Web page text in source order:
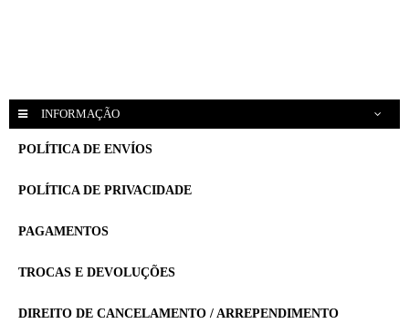
INFORMAÇÃO
POLÍTICA DE ENVÍOS
POLÍTICA DE PRIVACIDADE
PAGAMENTOS
TROCAS E DEVOLUÇÕES
DIREITO DE CANCELAMENTO / ARREPENDIMENTO